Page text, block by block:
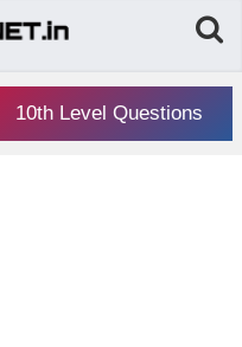
10th Level Questions